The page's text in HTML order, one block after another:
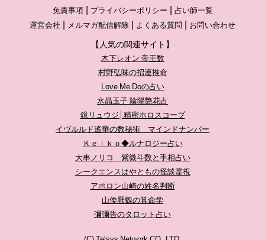
免責事項
プライバシーポリシー
占い師一覧
運営会社
メルマガ配信解除 よくある質問 お問い合わせ
【人気の関連サイト】
木下レオン 帝王数
村野弘味の招運推命
Love Me Doの占い
水晶玉子 陰陽艶花占
鏡リュウジ│精密ホロスコープ
イヴルルド遙華の数秘術 マインドナンバー
Ｋｅｉｋｏ◆ルナロジー占い
大串ノリコ 紫微斗数と手相占い
シークエンスはやともの怪談霊視
アポロン山崎の姓名判断
山倭厭魏の算命学
彌彌告のタロット占い